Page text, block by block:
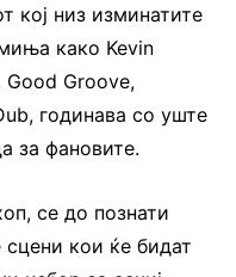
кој низ изминатите
како Kevin
Good Groove,
годинава со уште
за фановите.
се до познати
сцени кои ќе бидат